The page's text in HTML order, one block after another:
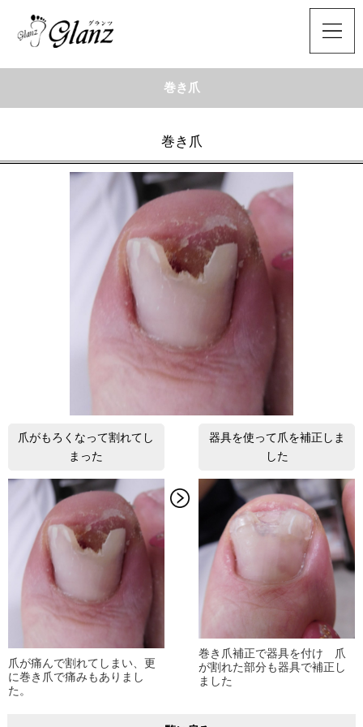
巻き爪
巻き爪
爪がもろくなって割れてし
まった
爪が痛んで割れてしまい、更
に巻き爪で痛みもありまし
た。
器具を使って爪を補正しま
した
巻き爪補正で器具を付け 爪
が割れた部分も器具で補正し
ました